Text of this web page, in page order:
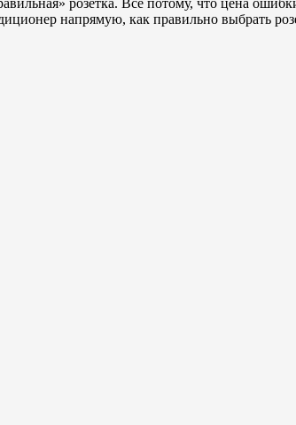
розетка. Всё потому, что цена
напрямую, как правильно выбрать